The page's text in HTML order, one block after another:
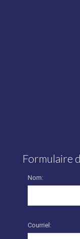
Formulaire
Nom:
Courriel: